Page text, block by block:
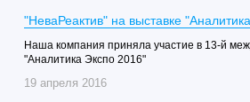
"НеваРеактив" на выставке
Наша компания приняла участие в 13-й
"Аналитика Экспо 2016"
19 апреля 2016